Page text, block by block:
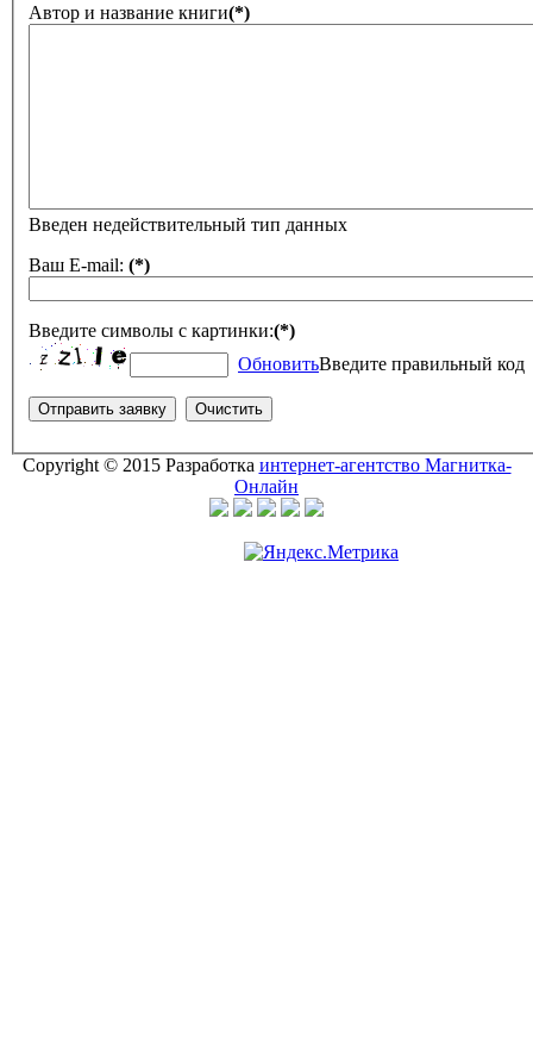
Автор и название книги(*)
Введен недействительный тип данных
Ваш E-mail: (*)
Введите символы с картинки:(*)
ОбновитьВведите правильный код
Copyright © 2015 Разработка интернет-агентство Магнитка-
Онлайн